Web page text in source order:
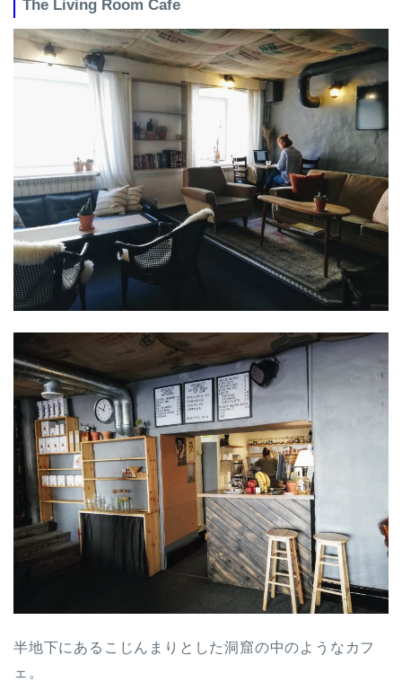
The Living Room Cafe
半地下にあるこじんまりとした洞窟の中のようなカフ
ェ。